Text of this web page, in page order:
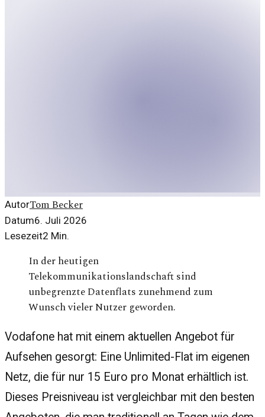
AutorTom Becker
Datum6. Juli 2026
Lesezeit2 Min.
In der heutigen
Telekommunikationslandschaft sind
unbegrenzte Datenflats zunehmend zum
Wunsch vieler Nutzer geworden.
Vodafone hat mit einem aktuellen Angebot für
Aufsehen gesorgt: Eine Unlimited-Flat im eigenen
Netz, die für nur 15 Euro pro Monat erhältlich ist.
Dieses Preisniveau ist vergleichbar mit den besten